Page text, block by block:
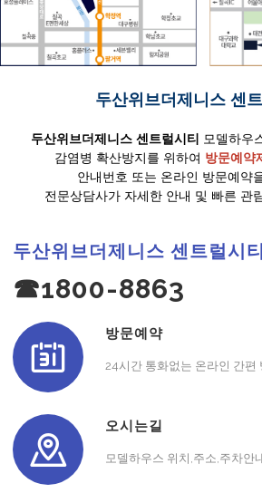
두산위브더제니스 센
두산위브더제니스 센트럴시티
모델하우
감염병 확산방지를 위하여 방문예약
안내번호 또는 온라인 방문예약
전문상담사가 자세한 안내 및 빠른 관
두산위브더제니스 센트럴시티
☎1800-8863
방문예약
24시간 통화없는 온라인 간편
오시는길
모델하우스 위치,주소,주차안